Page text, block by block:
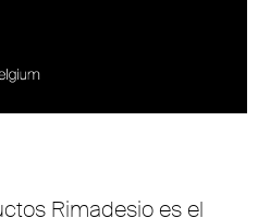
Rimadesio es el